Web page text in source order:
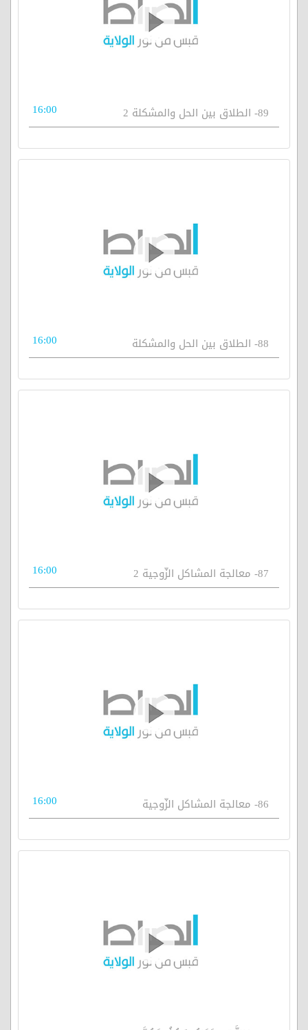
89- الطلاق بين الحل والمشكلة 2 16:00
88- الطلاق بين الحل والمشكلة 16:00
87- معالجة المشاكل الزّوجية 2 16:00
86- معالجة المشاكل الزّوجية 16:00